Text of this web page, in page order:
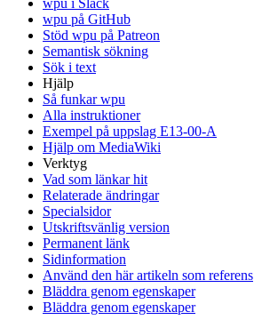
wpu i Slack
wpu på GitHub
Stöd wpu på Patreon
Semantisk sökning
Sök i text
Hjälp
Så funkar wpu
Alla instruktioner
Exempel på uppslag E13-00-A
Hjälp om MediaWiki
Verktyg
Vad som länkar hit
Relaterade ändringar
Specialsidor
Utskriftsvänlig version
Permanent länk
Sidinformation
Använd den här artikeln som referens
Bläddra genom egenskaper
Bläddra genom egenskaper